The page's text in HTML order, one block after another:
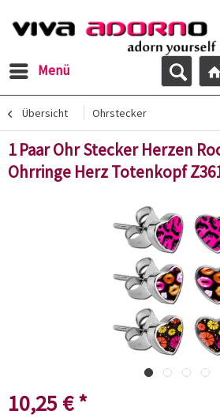
Menü
Übersicht Ohrstecker
1 Paar Ohr Stecker Herzen
Ohrringe Herz Totenkopf
10,25 € *